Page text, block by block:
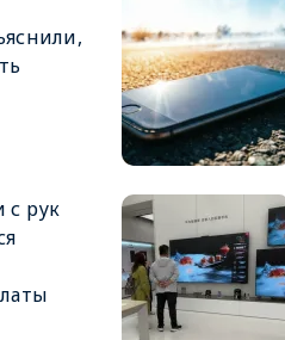
с рук